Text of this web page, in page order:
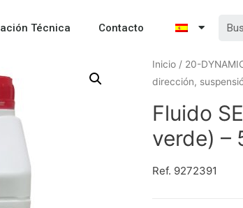
Técnica Contacto
Inicio / 20-
dirección,
Fluido
verde) –
Ref. 9272391